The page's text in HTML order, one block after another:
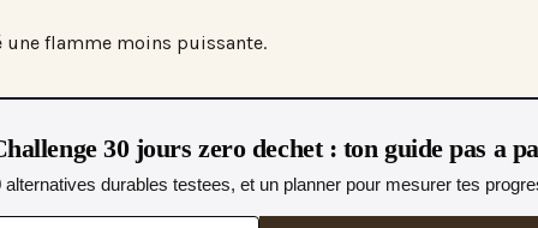
flamme moins puissante.
30 jours zero dechet : ton guide pas a
durables testees, et un planner pour mesurer tes